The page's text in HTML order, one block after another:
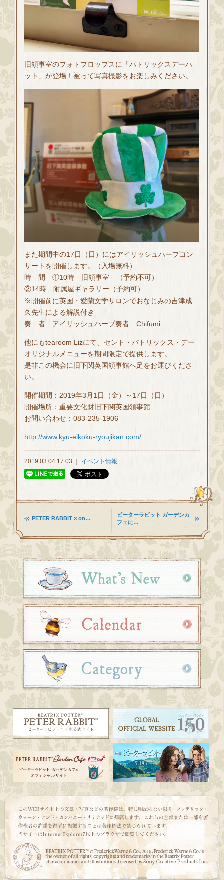
旧領事室のフォトフロップスに「パトリックスデーハ
ット」が登場！被って写真撮影をお楽しみください。
また期間中の17日（日）にはアイリッシュハープコン
サートを開催します。（入場無料）
時 間 ①10時 旧領事室 （予約不可）
②14時 附属屋ギャラリー（予約可）
※開催前に英国・愛蘭文学サロンでおなじみの吉津成
久先生による解説付き
奏 者 アイリッシュハープ奏者 Chifumi
他にもtearoom Lizにて、セント・パトリックス・デー
オリジナルメニューを期間限定で提供します。
是非この機会に旧下関英国領事館へ足をお運びくださ
い。
開催期間：2019年3月1日（金）～17日（日）
開催場所：重要文化財旧下関英国領事館
お問い合わせ：083-235-1906
http://www.kyu-eikoku-ryoujikan.com/
2019.03.04 17:03 ｜ イベント情報
PETER RABBIT × on…
ピーターラビット ガーデンカ
フェに…